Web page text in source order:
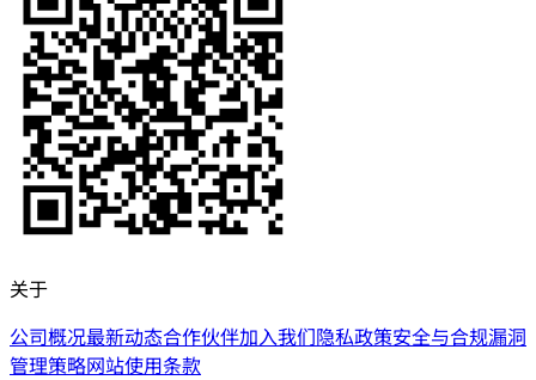
关于
公司概况最新动态合作伙伴加入我们隐私政策安全与合规漏洞
管理策略网站使用条款